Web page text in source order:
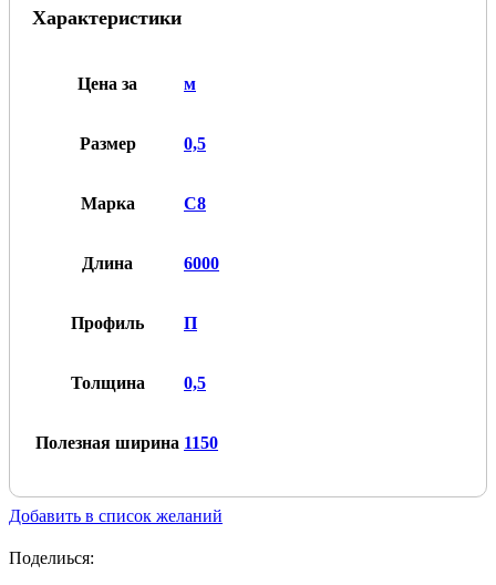
С8
Характеристики
Цена за м
Размер 0,5
Марка С8
Длина 6000
Профиль П
Толщина 0,5
Полезная ширина 1150
Добавить в список желаний
Поделиься: